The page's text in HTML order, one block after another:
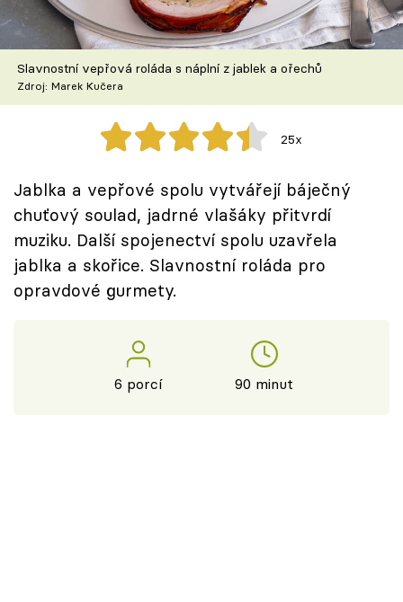
Škola vaření
Recepty z TV
Speciál: Cuketa
Těhotnej kuchař
Sledujte prima+
Přihlášení
Slavnostní vepřová roláda s náplní z jablek a ořechů
Zdroj: Marek Kučera
25x
Jablka a vepřové spolu vytvářejí báječný
chuťový soulad, jadrné vlašáky přitvrdí
muziku. Další spojenectví spolu uzavřela
jablka a skořice. Slavnostní roláda pro
opravdové gurmety.
6 porcí 90 minut